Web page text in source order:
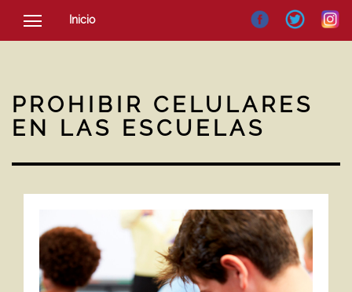
Inicio
SOCIEDAD
NOTICIAS
PROHIBIR CELULARES
EN LAS ESCUELAS